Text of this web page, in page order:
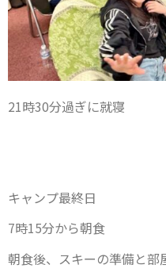
21時30分過ぎに就寝
キャンプ最終日
7時15分から朝食
朝食後、スキーの準備と部